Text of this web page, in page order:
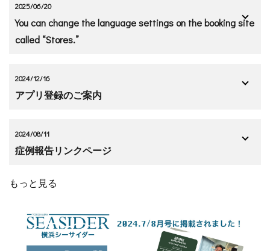
2025/06/20
You can change the language settings on the booking site
called “Stores.”
2024/12/16
アプリ登録のご案内
2024/08/11
症例報告リンクページ
もっと見る